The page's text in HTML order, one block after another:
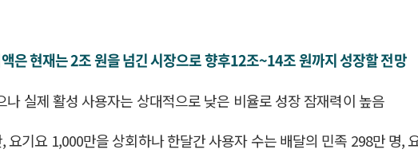
은 현재는 2조 원을 넘긴 시장으로 향후12조~14조 원까지 성장할 전망
실제 활성 사용자는 상대적으로 낮은 비율로 성장 잠재력이 높음
기요 1,000만을 상회하나 한달간 사용자 수는 배달의 민족 298만 명,